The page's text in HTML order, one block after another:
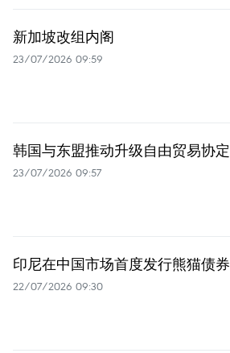
新加坡改组内阁
23/07/2026 09:59
韩国与东盟推动升级自由贸易协定
23/07/2026 09:57
印尼在中国市场首度发行熊猫债券
22/07/2026 09:30